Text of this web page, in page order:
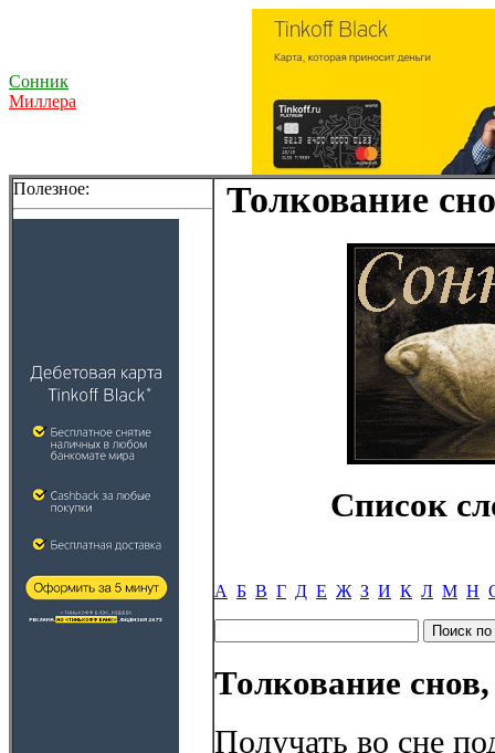
Сонник
Миллера
Полезное: Толкование
Список
А Б В Г Д Е Ж З И К Л М Н
Толкование
Получать во сне